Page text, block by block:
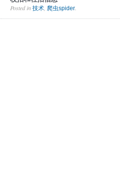
Posted in 技术 爬虫spider